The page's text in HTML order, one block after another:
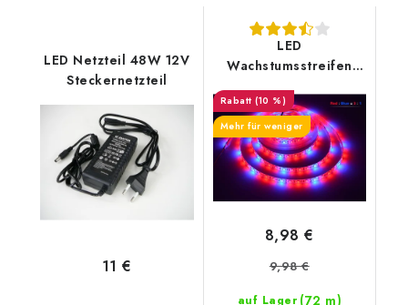
LED Netzteil 48W 12V
Steckernetzteil
11 €
LED
Wachstumsstreifen
R3:B1 12W/m
(10 %)
Mehr für weniger
auf Lager (72 m)
8,98 €
9,98 €